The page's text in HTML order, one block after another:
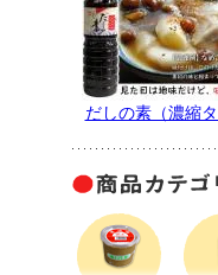
だしの素（濃縮